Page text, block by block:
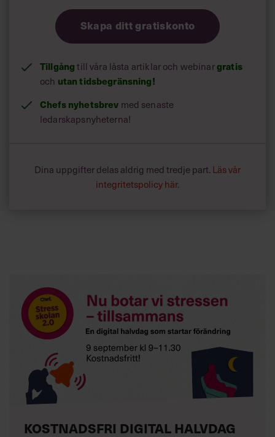
Skapa ditt gratiskonto
Tillgångtill våra låsta artiklar och webinargratis
och utan tidsbegränsning!
Chefs nyhetsbrev med senaste
ledarskapsnyheterna!
Dina uppgifter delas aldrig med tredje part. Läs vår
integritetspolicy här.
KOSTNADSFRI DIGITAL HALVDAG